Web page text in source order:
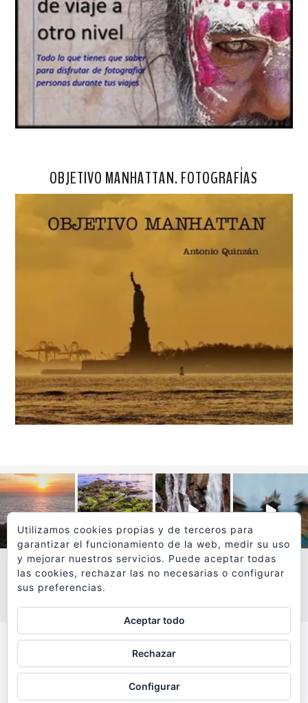
OBJETIVO MANHATTAN. FOTOGRAFÍAS
VER MÁS
Todos los textos y fotografías de
www.viajesyfotografia.comson propiedad de su autor
y están protegidos por © Copyright
Utilizamos cookies propias y de terceros para
garantizar el funcionamiento de la web, medir su uso
y mejorar nuestros servicios. Puede aceptar todas
las cookies, rechazar las no necesarias o configurar
sus preferencias.
Aceptar todo
Rechazar
Configurar